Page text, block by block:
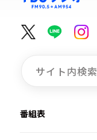
番組表